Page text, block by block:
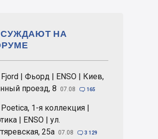
| Фьорд | ENSO | Киев,
проезд, 8
07.08  165
1-я коллекция |
| ENSO | ул.
25а 07.08  3 129
НА